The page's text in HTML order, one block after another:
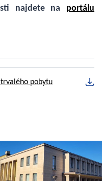
najdete na portálu
pobytu